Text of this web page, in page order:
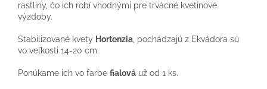
rastliny, čo ich robí vhodnými pre trvácné kvetinové
výzdoby.
Stabilizované kvety Hortenzia, pochádzajú z Ekvádora sú
vo veľkosti 14-20 cm.
Ponúkame ich vo farbe fialová už od 1 ks.